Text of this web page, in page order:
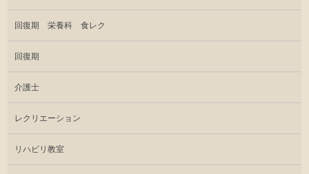
回復期 栄養科 食レク
回復期
介護士
レクリエーション
リハビリ教室